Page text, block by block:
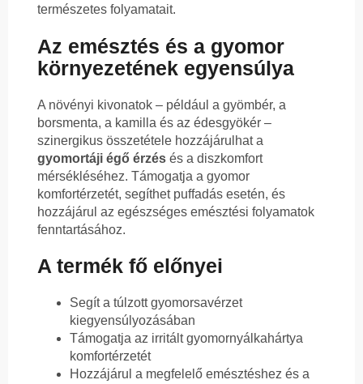
természetes folyamatait.
Az emésztés és a gyomor
környezetének egyensúlya
A növényi kivonatok – például a gyömbér, a
borsmenta, a kamilla és az édesgyökér –
szinergikus összetétele hozzájárulhat a
gyomortáji égő érzés és a diszkomfort
mérsékléséhez. Támogatja a gyomor
komfortérzetét, segíthet puffadás esetén, és
hozzájárul az egészséges emésztési folyamatok
fenntartásához.
A termék fő előnyei
Segít a túlzott gyomorsavérzet
kiegyensúlyozásában
Támogatja az irritált gyomornyálkahártya
komfortérzetét
Hozzájárul a megfelelő emésztéshez és a